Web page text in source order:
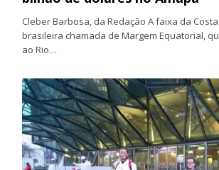
Cleber Barbosa, da Redação A faixa da
brasileira chamada de Margem Equatorial,
ao Rio…